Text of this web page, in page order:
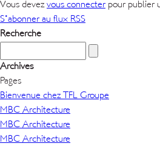
Vous devez vous connecterpour publier
S'abonner au flux RSS
Recherche
Archives
Pages
Bienvenue chez TFL Groupe
MBC Architecture
MBC Architecture
MBC Architecture